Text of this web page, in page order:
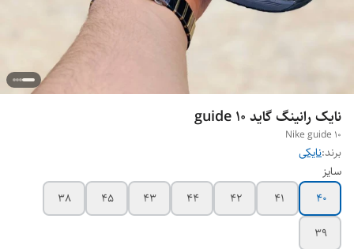
نایک رانینگ گاید guide 10
Nike guide 10
برند:نایکی
سایز
40
41
42
44
43
45
38
39